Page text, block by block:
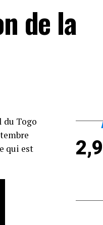
de la
du Togo
qui est